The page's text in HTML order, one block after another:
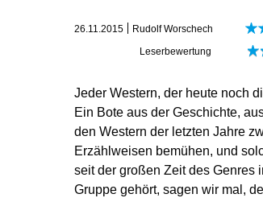
26.11.2015
Rudolf Worschech
Leserbewertung
Jeder Western, der heute noch
Ein Bote aus der Geschichte,
den Western der letzten Jahre
Erzählweisen bemühen, und
seit der großen Zeit des Genres
Gruppe gehört, sagen wir mal,